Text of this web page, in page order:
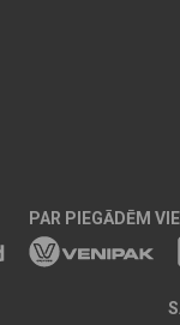
PAR PIEGĀDĒM